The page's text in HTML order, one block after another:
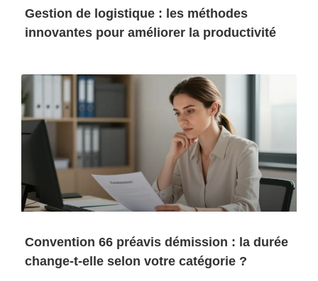
Gestion de logistique : les méthodes
innovantes pour améliorer la productivité
Convention 66 préavis démission : la durée
change-t-elle selon votre catégorie ?